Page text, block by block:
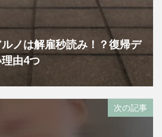
ノは解雇秒読み！？復帰デ
由4つ
次の記事